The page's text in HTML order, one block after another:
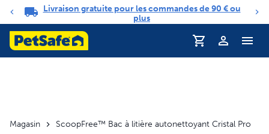
Carrousel de notifications
Livraison gratuite pour les commandes de 90 € ou
plus
Profil
Magasin ScoopFree™ Bac à litière autonettoyant Cristal Pro